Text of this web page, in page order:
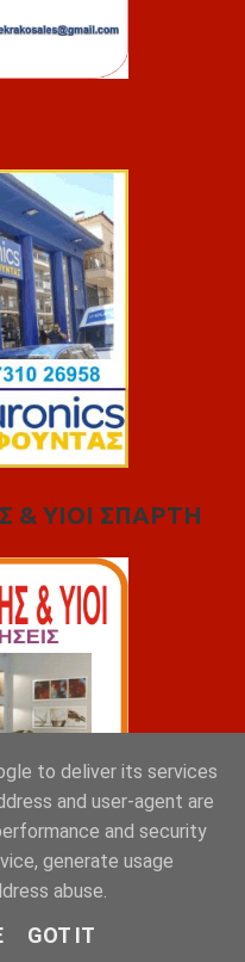
& YIOI ΣΠΑΡΤΗ
to deliver its services
and user-agent are
and security
generate usage
abuse.
GOT IT